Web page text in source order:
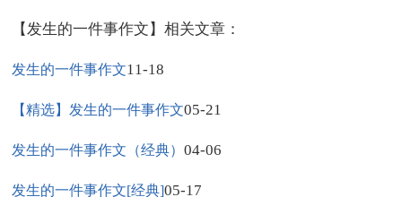
【发生的一件事作文】相关文章：
发生的一件事作文11-18
【精选】发生的一件事作文05-21
发生的一件事作文（经典）04-06
发生的一件事作文[经典]05-17